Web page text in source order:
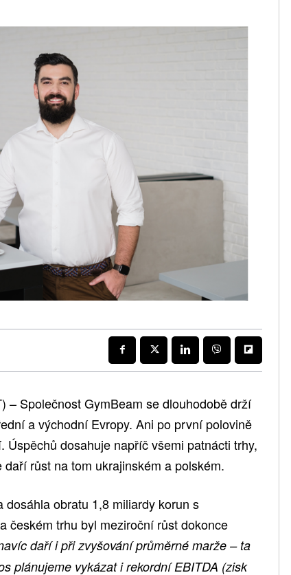
– Společnost GymBeam se dlouhodobě drží
a východní Evropy. Ani po první polovině
Úspěchů dosahuje napříč všemi patnácti trhy,
růst na tom ukrajinském a polském.
obratu 1,8 miliardy korun s
českém trhu byl meziroční růst dokonce
daří i při zvyšování průměrné marže – ta
plánujeme vykázat i rekordní EBITDA (zisk